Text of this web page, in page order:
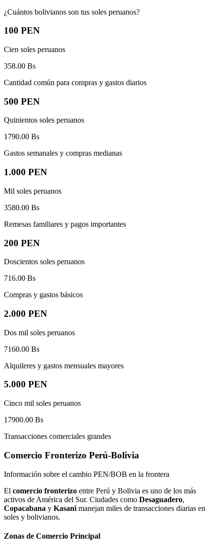
¿Cuántos bolivianos son tus soles peruanos?
100 PEN
Cien soles peruanos
358.00 Bs
Cantidad común para compras y gastos diarios
500 PEN
Quinientos soles peruanos
1790.00 Bs
Gastos semanales y compras medianas
1.000 PEN
Mil soles peruanos
3580.00 Bs
Remesas familiares y pagos importantes
200 PEN
Doscientos soles peruanos
716.00 Bs
Compras y gastos básicos
2.000 PEN
Dos mil soles peruanos
7160.00 Bs
Alquileres y gastos mensuales mayores
5.000 PEN
Cinco mil soles peruanos
17900.00 Bs
Transacciones comerciales grandes
Comercio Fronterizo Perú-Bolivia
Información sobre el cambio PEN/BOB en la frontera
El comercio fronterizo entre Perú y Bolivia es uno de los más
activos de América del Sur. Ciudades como Desaguadero,
Copacabana y Kasani manejan miles de transacciones diarias en
soles y bolivianos.
Zonas de Comercio Principal